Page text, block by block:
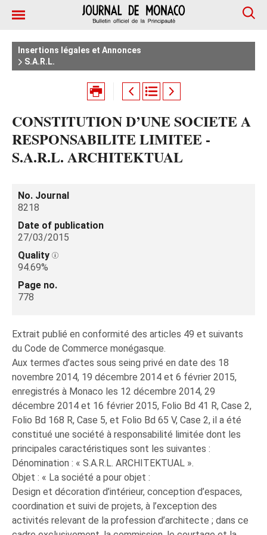
Insertions légales et Annonces
S.A.R.L.
CONSTITUTION D’UNE SOCIETE A
RESPONSABILITE LIMITEE -
S.A.R.L. ARCHITEKTUAL
No. Journal
8218
Date of publication
27/03/2015
Quality
94.69%
Page no.
778
Extrait publié en conformité des articles 49 et suivants
du Code de Commerce monégasque.
Aux termes d’actes sous seing privé en date des 18
novembre 2014, 19 décembre 2014 et 6 février 2015,
enregistrés à Monaco les 12 décembre 2014, 29
décembre 2014 et 16 février 2015, Folio Bd 41 R, Case 2,
Folio Bd 168 R, Case 5, et Folio Bd 65 V, Case 2, il a été
constitué une société à responsabilité limitée dont les
principales caractéristiques sont les suivantes :
Dénomination : « S.A.R.L. ARCHITEKTUAL ».
Objet : « La société a pour objet :
Design et décoration d’intérieur, conception d’espaces,
coordination et suivi de projets, à l’exception des
activités relevant de la profession d’architecte ; dans ce